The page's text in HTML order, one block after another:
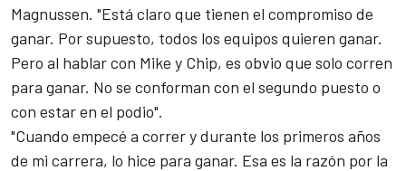
Magnussen. "Está claro que tienen el compromiso de
ganar. Por supuesto, todos los equipos quieren ganar.
Pero al hablar con Mike y Chip, es obvio que solo corren
para ganar. No se conforman con el segundo puesto o
con estar en el podio".
"Cuando empecé a correr y durante los primeros años
de mi carrera, lo hice para ganar. Esa es la razón por la